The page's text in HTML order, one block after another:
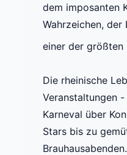
dem imposanten
Wahrzeichen, der
einer der größten
Die rheinische
Veranstaltungen
Karneval über
Stars bis zu